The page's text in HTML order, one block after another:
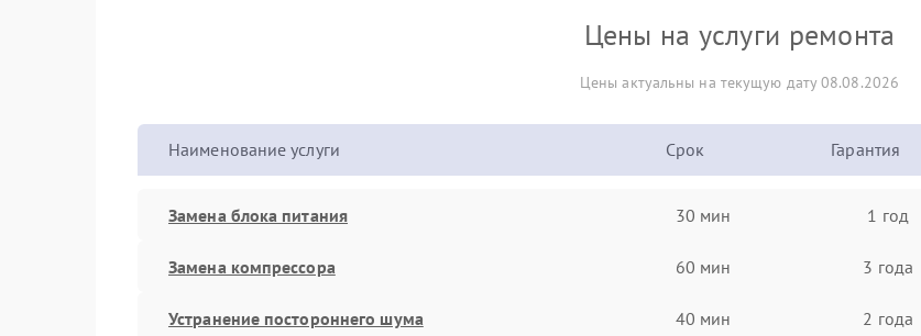
Цены на услуги ремонта
Цены актуальны на текущую дату 08.08.2026
Наименование услуги Срок Гарантия
Замена блока питания 30 мин 1 год
Замена компрессора 60 мин 3 года
Устранение постороннего шума 40 мин 2 года